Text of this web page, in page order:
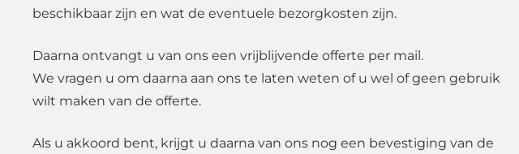
beschikbaar zijn en wat de eventuele bezorgkosten zijn.
Daarna ontvangt u van ons een vrijblijvende offerte per mail.
We vragen u om daarna aan ons te laten weten of u wel of geen gebruik
wilt maken van de offerte.
Als u akkoord bent, krijgt u daarna van ons nog een bevestiging van de